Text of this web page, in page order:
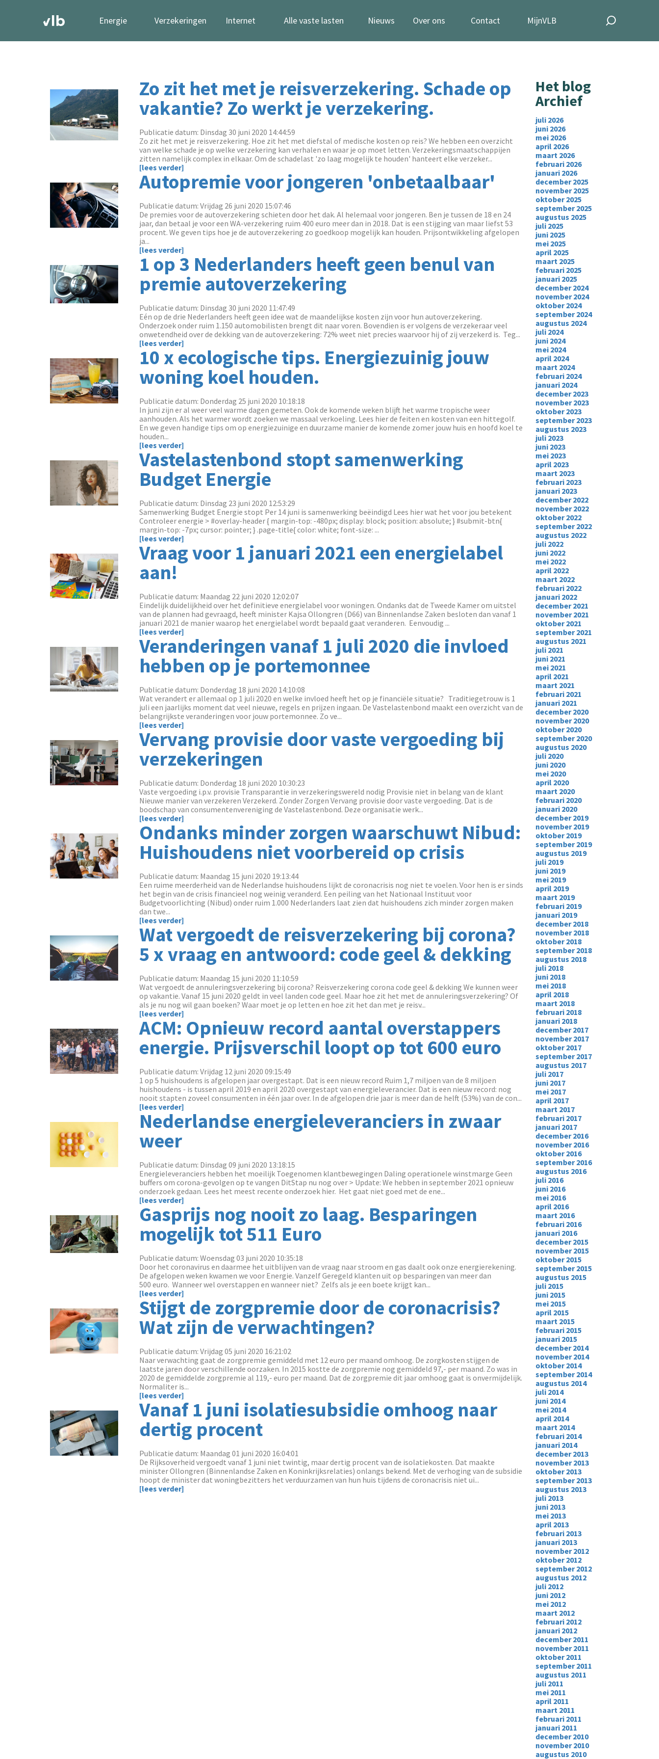
Energie Verzekeringen Internet Alle vaste lasten Nieuws Over ons Contact MijnVLB
Zo zit het met je reisverzekering. Schade op
vakantie? Zo werkt je verzekering.
Publicatie datum: Dinsdag 30 juni 2020 14:44:59
Zo zit het met je reisverzekering. Hoe zit het met diefstal of medische kosten op reis? We hebben een overzicht
van welke schade je op welke verzekering kan verhalen en waar je op moet letten. Verzekeringsmaatschappijen
zitten namelijk complex in elkaar. Om de schadelast 'zo laag mogelijk te houden' hanteert elke verzeker...
[lees verder]
Autopremie voor jongeren 'onbetaalbaar'
Publicatie datum: Vrijdag 26 juni 2020 15:07:46
De premies voor de autoverzekering schieten door het dak. Al helemaal voor jongeren. Ben je tussen de 18 en 24
jaar, dan betaal je voor een WA-verzekering ruim 400 euro meer dan in 2018. Dat is een stijging van maar liefst 53
procent. We geven tips hoe je de autoverzekering zo goedkoop mogelijk kan houden. Prijsontwikkeling afgelopen
ja...
[lees verder]
1 op 3 Nederlanders heeft geen benul van
premie autoverzekering
Publicatie datum: Dinsdag 30 juni 2020 11:47:49
Eén op de drie Nederlanders heeft geen idee wat de maandelijkse kosten zijn voor hun autoverzekering.
Onderzoek onder ruim 1.150 automobilisten brengt dit naar voren. Bovendien is er volgens de verzekeraar veel
onwetendheid over de dekking van de autoverzekering: 72% weet niet precies waarvoor hij of zij verzekerd is. Teg...
[lees verder]
10 x ecologische tips. Energiezuinig jouw
woning koel houden.
Publicatie datum: Donderdag 25 juni 2020 10:18:18
In juni zijn er al weer veel warme dagen gemeten. Ook de komende weken blijft het warme tropische weer
aanhouden. Als het warmer wordt zoeken we massaal verkoeling. Lees hier de feiten en kosten van een hittegolf.
En we geven handige tips om op energiezuinige en duurzame manier de komende zomer jouw huis en hoofd koel te
houden...
[lees verder]
Vastelastenbond stopt samenwerking
Budget Energie
Publicatie datum: Dinsdag 23 juni 2020 12:53:29
Samenwerking Budget Energie stopt Per 14 juni is samenwerking beëindigd Lees hier wat het voor jou betekent
Controleer energie > #overlay-header { margin-top: -480px; display: block; position: absolute; } #submit-btn{
margin-top: -7px; cursor: pointer; } .page-title{ color: white; font-size: ...
[lees verder]
Vraag voor 1 januari 2021 een energielabel
aan!
Publicatie datum: Maandag 22 juni 2020 12:02:07
Eindelijk duidelijkheid over het definitieve energielabel voor woningen. Ondanks dat de Tweede Kamer om uitstel
van de plannen had gevraagd, heeft minister Kajsa Ollongren (D66) van Binnenlandse Zaken besloten dan vanaf 1
januari 2021 de manier waarop het energielabel wordt bepaald gaat veranderen. Eenvoudig ...
[lees verder]
Veranderingen vanaf 1 juli 2020 die invloed
hebben op je portemonnee
Publicatie datum: Donderdag 18 juni 2020 14:10:08
Wat verandert er allemaal op 1 juli 2020 en welke invloed heeft het op je financiële situatie? Traditiegetrouw is 1
juli een jaarlijks moment dat veel nieuwe, regels en prijzen ingaan. De Vastelastenbond maakt een overzicht van de
belangrijkste veranderingen voor jouw portemonnee. Zo ve...
[lees verder]
Vervang provisie door vaste vergoeding bij
verzekeringen
Publicatie datum: Donderdag 18 juni 2020 10:30:23
Vaste vergoeding i.p.v. provisie Transparantie in verzekeringswereld nodig Provisie niet in belang van de klant
Nieuwe manier van verzekeren Verzekerd. Zonder Zorgen Vervang provisie door vaste vergoeding. Dat is de
boodschap van consumentenvereniging de Vastelastenbond. Deze organisatie werk...
[lees verder]
Ondanks minder zorgen waarschuwt Nibud:
Huishoudens niet voorbereid op crisis
Publicatie datum: Maandag 15 juni 2020 19:13:44
Een ruime meerderheid van de Nederlandse huishoudens lijkt de coronacrisis nog niet te voelen. Voor hen is er sinds
het begin van de crisis financieel nog weinig veranderd. Een peiling van het Nationaal Instituut voor
Budgetvoorlichting (Nibud) onder ruim 1.000 Nederlanders laat zien dat huishoudens zich minder zorgen maken
dan twe...
[lees verder]
Wat vergoedt de reisverzekering bij corona?
5 x vraag en antwoord: code geel & dekking
Publicatie datum: Maandag 15 juni 2020 11:10:59
Wat vergoedt de annuleringsverzekering bij corona? Reisverzekering corona code geel & dekking We kunnen weer
op vakantie. Vanaf 15 juni 2020 geldt in veel landen code geel. Maar hoe zit het met de annuleringsverzekering? Of
als je nu nog wil gaan boeken? Waar moet je op letten en hoe zit het dan met je reisv...
[lees verder]
ACM: Opnieuw record aantal overstappers
energie. Prijsverschil loopt op tot 600 euro
Publicatie datum: Vrijdag 12 juni 2020 09:15:49
1 op 5 huishoudens is afgelopen jaar overgestapt. Dat is een nieuw record Ruim 1,7 miljoen van de 8 miljoen
huishoudens - is tussen april 2019 en april 2020 overgestapt van energieleverancier. Dat is een nieuw record: nog
nooit stapten zoveel consumenten in één jaar over. In de afgelopen drie jaar is meer dan de helft (53%) van de con...
[lees verder]
Nederlandse energieleveranciers in zwaar
weer
Publicatie datum: Dinsdag 09 juni 2020 13:18:15
Energieleveranciers hebben het moeilijk Toegenomen klantbewegingen Daling operationele winstmarge Geen
buffers om corona-gevolgen op te vangen DitStap nu nog over > Update: We hebben in september 2021 opnieuw
onderzoek gedaan. Lees het meest recente onderzoek hier. Het gaat niet goed met de ene...
[lees verder]
Gasprijs nog nooit zo laag. Besparingen
mogelijk tot 511 Euro
Publicatie datum: Woensdag 03 juni 2020 10:35:18
Door het coronavirus en daarmee het uitblijven van de vraag naar stroom en gas daalt ook onze energierekening.
De afgelopen weken kwamen we voor Energie. Vanzelf Geregeld klanten uit op besparingen van meer dan
500 euro. Wanneer wel overstappen en wanneer niet? Zelfs als je een boete krijgt kan...
[lees verder]
Stijgt de zorgpremie door de coronacrisis?
Wat zijn de verwachtingen?
Publicatie datum: Vrijdag 05 juni 2020 16:21:02
Naar verwachting gaat de zorgpremie gemiddeld met 12 euro per maand omhoog. De zorgkosten stijgen de
laatste jaren door verschillende oorzaken. In 2015 kostte de zorgpremie nog gemiddeld 97,- per maand. Zo was in
2020 de gemiddelde zorgpremie al 119,- euro per maand. Dat de zorgpremie dit jaar omhoog gaat is onvermijdelijk.
Normaliter is...
[lees verder]
Vanaf 1 juni isolatiesubsidie omhoog naar
dertig procent
Publicatie datum: Maandag 01 juni 2020 16:04:01
De Rijksoverheid vergoedt vanaf 1 juni niet twintig, maar dertig procent van de isolatiekosten. Dat maakte
minister Ollongren (Binnenlandse Zaken en Koninkrijksrelaties) onlangs bekend. Met de verhoging van de subsidie
hoopt de minister dat woningbezitters het verduurzamen van hun huis tijdens de coronacrisis niet ui...
[lees verder]
Het blog
Archief
juli 2026
juni 2026
mei 2026
april 2026
maart 2026
februari 2026
januari 2026
december 2025
november 2025
oktober 2025
september 2025
augustus 2025
juli 2025
juni 2025
mei 2025
april 2025
maart 2025
februari 2025
januari 2025
december 2024
november 2024
oktober 2024
september 2024
augustus 2024
juli 2024
juni 2024
mei 2024
april 2024
maart 2024
februari 2024
januari 2024
december 2023
november 2023
oktober 2023
september 2023
augustus 2023
juli 2023
juni 2023
mei 2023
april 2023
maart 2023
februari 2023
januari 2023
december 2022
november 2022
oktober 2022
september 2022
augustus 2022
juli 2022
juni 2022
mei 2022
april 2022
maart 2022
februari 2022
januari 2022
december 2021
november 2021
oktober 2021
september 2021
augustus 2021
juli 2021
juni 2021
mei 2021
april 2021
maart 2021
februari 2021
januari 2021
december 2020
november 2020
oktober 2020
september 2020
augustus 2020
juli 2020
juni 2020
mei 2020
april 2020
maart 2020
februari 2020
januari 2020
december 2019
november 2019
oktober 2019
september 2019
augustus 2019
juli 2019
juni 2019
mei 2019
april 2019
maart 2019
februari 2019
januari 2019
december 2018
november 2018
oktober 2018
september 2018
augustus 2018
juli 2018
juni 2018
mei 2018
april 2018
maart 2018
februari 2018
januari 2018
december 2017
november 2017
oktober 2017
september 2017
augustus 2017
juli 2017
juni 2017
mei 2017
april 2017
maart 2017
februari 2017
januari 2017
december 2016
november 2016
oktober 2016
september 2016
augustus 2016
juli 2016
juni 2016
mei 2016
april 2016
maart 2016
februari 2016
januari 2016
december 2015
november 2015
oktober 2015
september 2015
augustus 2015
juli 2015
juni 2015
mei 2015
april 2015
maart 2015
februari 2015
januari 2015
december 2014
november 2014
oktober 2014
september 2014
augustus 2014
juli 2014
juni 2014
mei 2014
april 2014
maart 2014
februari 2014
januari 2014
december 2013
november 2013
oktober 2013
september 2013
augustus 2013
juli 2013
juni 2013
mei 2013
april 2013
februari 2013
januari 2013
november 2012
oktober 2012
september 2012
augustus 2012
juli 2012
juni 2012
mei 2012
maart 2012
februari 2012
januari 2012
december 2011
november 2011
oktober 2011
september 2011
augustus 2011
juli 2011
mei 2011
april 2011
maart 2011
februari 2011
januari 2011
december 2010
november 2010
augustus 2010